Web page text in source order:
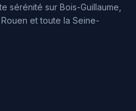
sérénité sur Bois-Guillaume,
et toute la Seine-